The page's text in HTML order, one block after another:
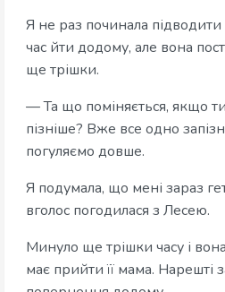
Я не раз починала
час йти додому, але вона
ще трішки.
— Та що поміняється, якщо
пізніше? Вже все одно
погуляємо довше.
Я подумала, що мені зараз
вголос погодилася з Лесею.
Минуло ще трішки часу і
має прийти її мама. Нарешті